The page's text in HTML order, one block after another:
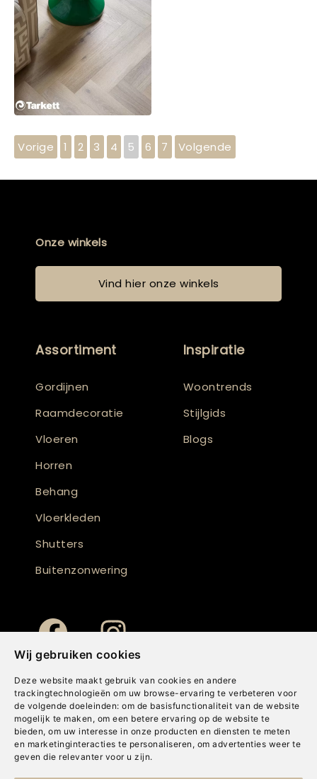
Wij gebruiken cookies
Deze website maakt gebruik van cookies en andere
trackingtechnologieën om uw browse-ervaring te verbeteren voor
de volgende doeleinden: om de basisfunctionaliteit van de website
mogelijk te maken , om een betere ervaring op de website te
bieden, om uw interesse in onze producten en diensten te meten
en marketinginteracties te personaliseren , om advertenties weer te
geven die relevanter voor u zijn.
Vorige 1 2 3 4 5 6 7 Volgende
Onze winkels
Vind hier onze winkels
Assortiment
Gordijnen
Raamdecoratie
Vloeren
Horren
Behang
Vloerkleden
Shutters
Buitenzonwering
Inspiratie
Woontrends
Stijlgids
Blogs